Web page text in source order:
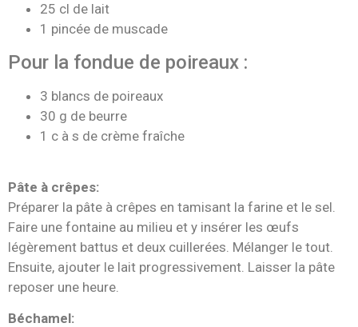
25 cl de lait
1 pincée de muscade
Pour la fondue de poireaux :
3 blancs de poireaux
30 g de beurre
1 c à s de crème fraîche
Pâte à crêpes:
Préparer la pâte à crêpes en tamisant la farine et le sel.
Faire une fontaine au milieu et y insérer les œufs
légèrement battus et deux cuillerées. Mélanger le tout.
Ensuite, ajouter le lait progressivement. Laisser la pâte
reposer une heure.
Béchamel: